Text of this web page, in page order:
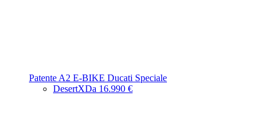
Patente A2 E-BIKE Ducati Speciale
DesertXDa 16.990 €